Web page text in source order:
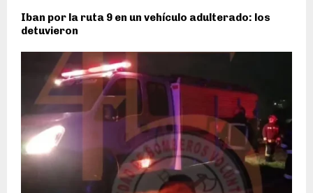
Iban por la ruta 9 en un vehículo adulterado: los
detuvieron